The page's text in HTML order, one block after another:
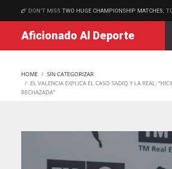
MATCHES
DON'T MISS TWO HUGE CHAMPIONSHIP MATCHES ,
Aficionado Al Deporte
HOME
SIN CATEGORIZAR
EL VALENCIA EXPLICA EL CASO SADIQ Y LA REAL:
RECHAZADA”